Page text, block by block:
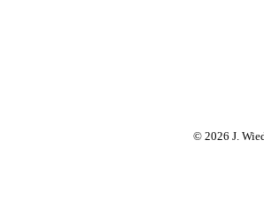
© 2026 J.